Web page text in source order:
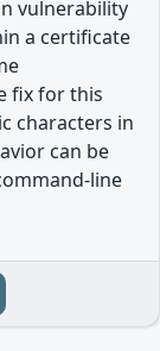
vulnerability
a certificate
fix for this
characters in
can be
line